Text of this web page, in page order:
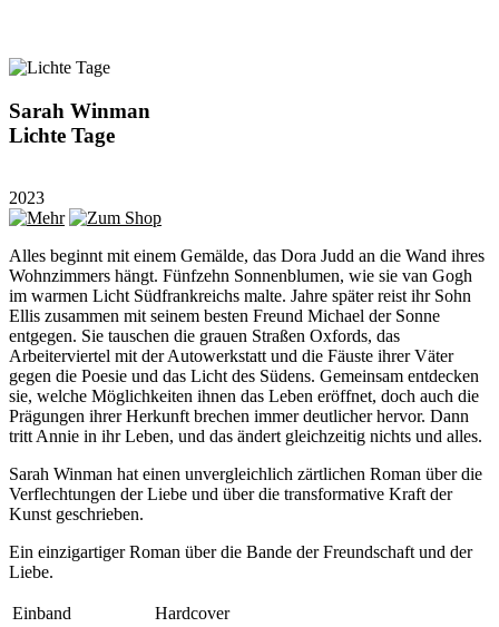
Sarah Winman
Lichte Tage
2023
Alles beginnt mit einem Gemälde, das Dora Judd an die Wand ihres
Wohnzimmers hängt. Fünfzehn Sonnenblumen, wie sie van Gogh
im warmen Licht Südfrankreichs malte. Jahre später reist ihr Sohn
Ellis zusammen mit seinem besten Freund Michael der Sonne
entgegen. Sie tauschen die grauen Straßen Oxfords, das
Arbeiterviertel mit der Autowerkstatt und die Fäuste ihrer Väter
gegen die Poesie und das Licht des Südens. Gemeinsam entdecken
sie, welche Möglichkeiten ihnen das Leben eröffnet, doch auch die
Prägungen ihrer Herkunft brechen immer deutlicher hervor. Dann
tritt Annie in ihr Leben, und das ändert gleichzeitig nichts und alles.
Sarah Winman hat einen unvergleichlich zärtlichen Roman über die
Verflechtungen der Liebe und über die transformative Kraft der
Kunst geschrieben.
Ein einzigartiger Roman über die Bande der Freundschaft und der
Liebe.
Einband
Hardcover